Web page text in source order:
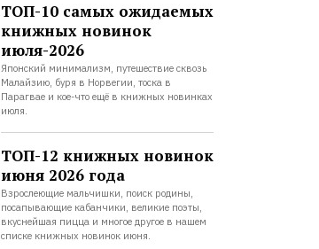
ТОП-10 самых ожидаемых
книжных новинок
июля-2026
Японский минимализм, путешествие сквозь
Малайзию, буря в Норвегии, тоска в
Парагвае и кое-что ещё в книжных новинках
июля.
ТОП-12 книжных новинок
июня 2026 года
Взрослеющие мальчишки, поиск родины,
посапывающие кабанчики, великие поэты,
вкуснейшая пицца и многое другое в нашем
списке книжных новинок июня.